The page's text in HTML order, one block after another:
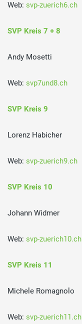
Web: svp-zuerich6.ch
SVP Kreis 7 + 8
Andy Mosetti
Web: svp7und8.ch
SVP Kreis 9
Lorenz Habicher
Web: svp-zuerich9.ch
SVP Kreis 10
Johann Widmer
Web: svp-zuerich10.ch
SVP Kreis 11
Michele Romagnolo
Web: svp-zuerich11.ch